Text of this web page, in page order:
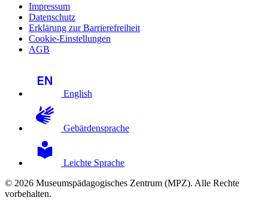
Impressum
Datenschutz
Erklärung zur Barrierefreiheit
Cookie-Einstellungen
AGB
English
Gebärdensprache
Leichte Sprache
© 2026 Museumspädagogisches Zentrum (MPZ). Alle Rechte
vorbehalten.